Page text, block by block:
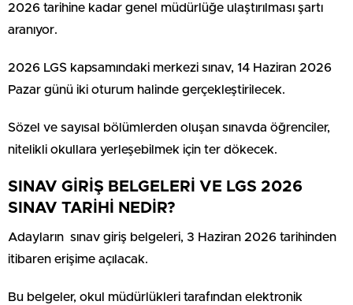
2026 tarihine kadar genel müdürlüğe ulaştırılması şartı
aranıyor.
2026 LGS kapsamındaki merkezi sınav, 14 Haziran 2026
Pazar günü iki oturum halinde gerçekleştirilecek.
Sözel ve sayısal bölümlerden oluşan sınavda öğrenciler,
nitelikli okullara yerleşebilmek için ter dökecek.
SINAV GİRİŞ BELGELERİ VE LGS 2026
SINAV TARİHİ NEDİR?
Adayların sınav giriş belgeleri, 3 Haziran 2026 tarihinden
itibaren erişime açılacak.
Bu belgeler, okul müdürlükleri tarafından elektronik